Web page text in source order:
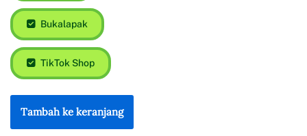
Bukalapak
TikTok Shop
Tambah ke keranjang